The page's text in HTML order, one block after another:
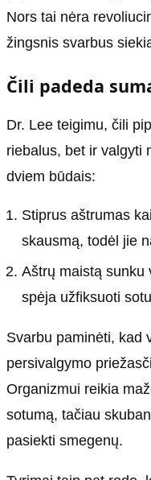
Nors tai nėra
žingsnis svarbus
Čili padeda
Dr. Lee teigimu, čili
riebalus, bet ir valgyti
dviem būdais:
Stiprus aštrumas
skausmą, todėl jie
Aštrų maistą sunku
spėja užfiksuoti
Svarbu paminėti, kad
persivalgymo
Organizmui reikia
sotumą, tačiau
pasiekti smegenų.